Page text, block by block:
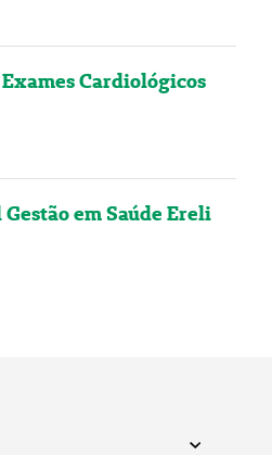
Cardiológicos
em Saúde Ereli